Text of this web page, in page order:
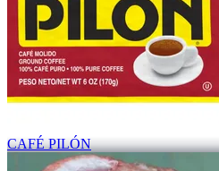
CAFÉ PILÓN